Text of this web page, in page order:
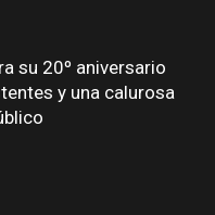
su 20º aniversario
y una calurosa